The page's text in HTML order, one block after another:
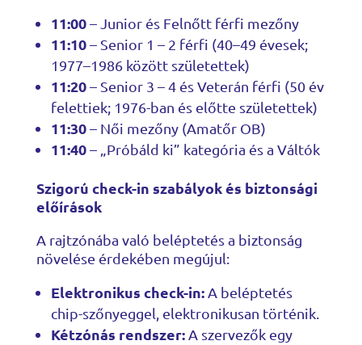
11:00– Junior és Felnőtt férfi mezőny
11:10– Senior 1 – 2 férfi (40–49 évesek;
1977–1986 között születettek)
11:20– Senior 3 – 4 és Veterán férfi (50 év
felettiek; 1976-ban és előtte születettek)
11:30– Női mezőny (Amatőr OB)
11:40– „Próbáld ki” kategória és a Váltók
Szigorú check-in szabályok és biztonsági
előírások
A rajtzónába való beléptetés a biztonság
növelése érdekében megújul:
Elektronikus check-in:A beléptetés
chip-szőnyeggel, elektronikusan történik.
Kétzónás rendszer:A szervezők egy